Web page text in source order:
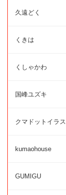
久遠どく
くきは
くしゃかわ
国峰ユズキ
クマドットイラス
kumaohouse
GUMIGU